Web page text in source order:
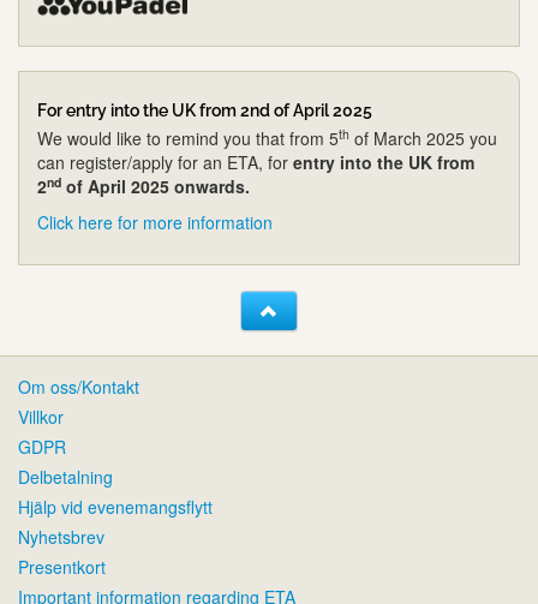
For entry into the UK from 2nd of April 2025
We would like to remind you that from 5th of March 2025 you
can register/apply for an ETA, for entry into the UK from
2nd of April 2025 onwards.
Click here for more information
Om oss/Kontakt
Villkor
GDPR
Delbetalning
Hjälp vid evenemangsflytt
Nyhetsbrev
Presentkort
Important information regarding ETA